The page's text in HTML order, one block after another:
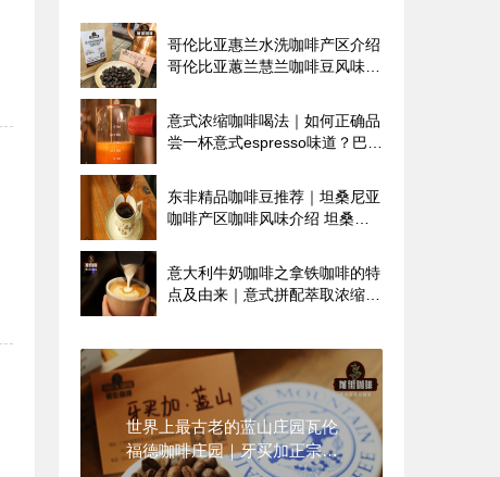
哥伦比亚惠兰水洗咖啡产区介绍
哥伦比亚蕙兰慧兰咖啡豆风味特
意式浓缩咖啡喝法｜如何正确品
尝一杯意式espresso味道？巴西
意式浓缩吗？
东非精品咖啡豆推荐｜坦桑尼亚
咖啡产区咖啡风味介绍 坦桑尼
意大利牛奶咖啡之拿铁咖啡的特
点及由来｜意式拼配萃取浓缩拿
世界上最古老的蓝山庄园瓦伦
福德咖啡庄园｜牙买加正宗蓝